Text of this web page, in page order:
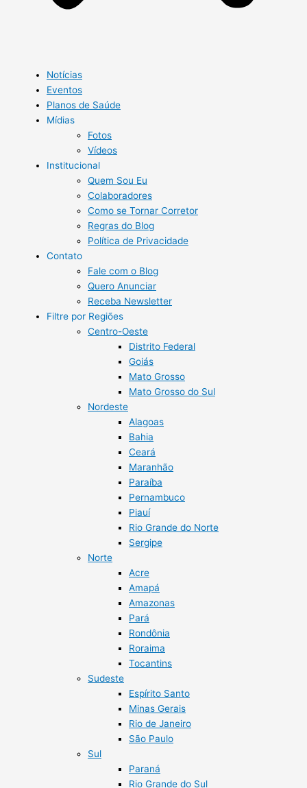
Notícias
Eventos
Planos de Saúde
Mídias
Fotos
Vídeos
Institucional
Quem Sou Eu
Colaboradores
Como se Tornar Corretor
Regras do Blog
Política de Privacidade
Contato
Fale com o Blog
Quero Anunciar
Receba Newsletter
Filtre por Regiões
Centro-Oeste
Distrito Federal
Goiás
Mato Grosso
Mato Grosso do Sul
Nordeste
Alagoas
Bahia
Ceará
Maranhão
Paraíba
Pernambuco
Piauí
Rio Grande do Norte
Sergipe
Norte
Acre
Amapá
Amazonas
Pará
Rondônia
Roraima
Tocantins
Sudeste
Espírito Santo
Minas Gerais
Rio de Janeiro
São Paulo
Sul
Paraná
Rio Grande do Sul